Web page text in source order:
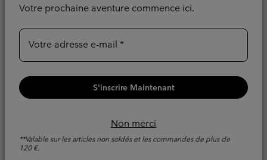
Votre prochaine aventure commence ici.
Votre adresse e-mail
S'inscrire Maintenant
Non merci
**Valable sur les articles non soldés et les commandes de plus de
120 €.
Evacue l'humidité
Sale price:
44,00 €Regular price:
55,00 €
Minimum sale price:
Maximum sale
70,00 €